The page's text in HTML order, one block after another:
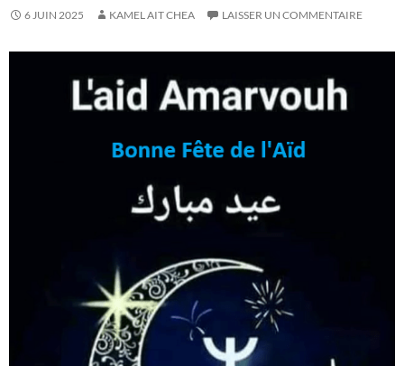
6 JUIN 2025 KAMEL AIT CHEA LAISSER UN COMMENTAIRE